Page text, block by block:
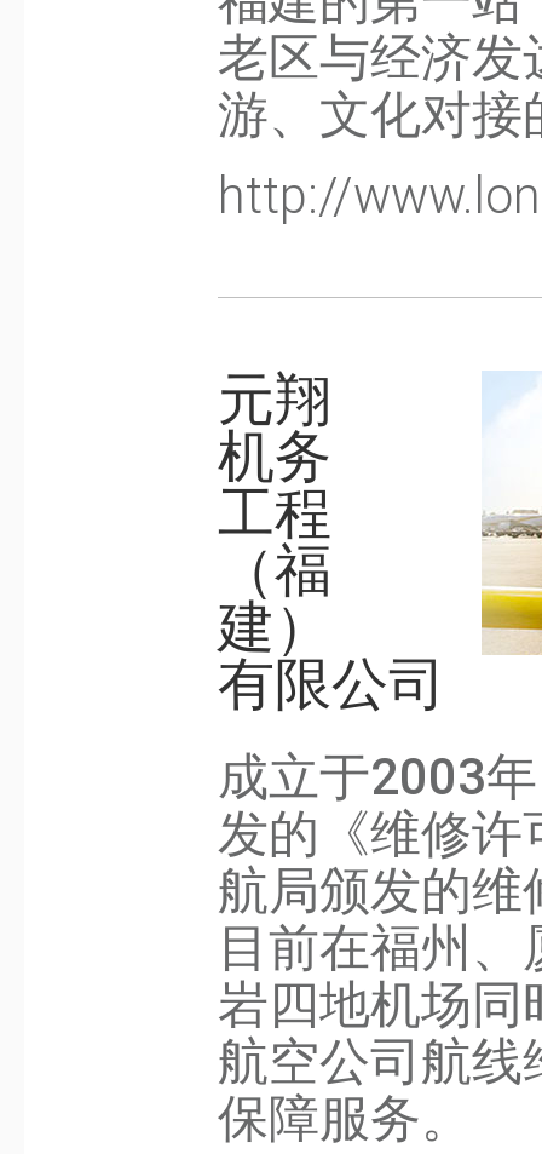
老区与经济发
游、文化对接
http://
元翔
机务
工程
（福
建）
有限公司
成立于2003
发的《维修许
航局颁发的
目前在福州
岩四地机场同
航空公司航线
保障服务。